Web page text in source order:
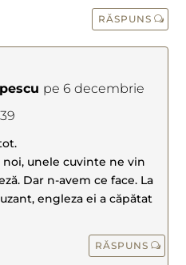
RĂSPUNS
pe 6 decembrie
noi, unele cuvinte ne vin
Dar n-avem ce face. La
engleza ei a căpătat
RĂSPUNS